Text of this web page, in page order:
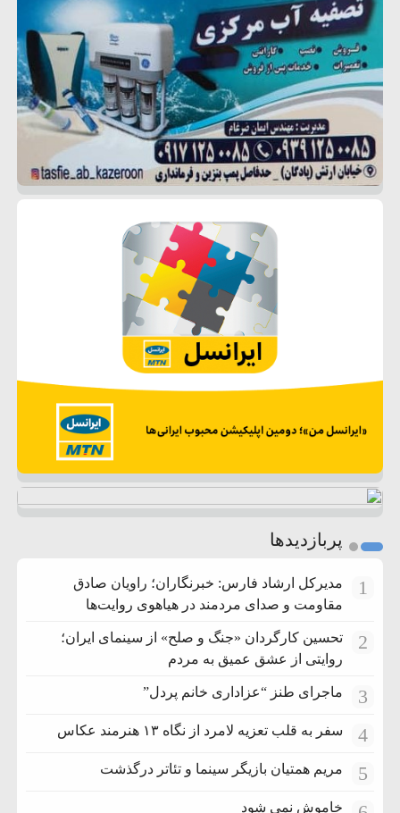
پربازدیدها
1
مدیرکل ارشاد فارس: خبرنگاران؛ راویان صادق
مقاومت و صدای مردمند در هیاهوی روایت‌ها
2
تحسین کارگردان «جنگ و صلح» از سینمای ایران؛
روایتی از عشق عمیق به مردم
3 ماجرای طنز “عزاداری خانم پردل”
4 سفر به قلب تعزیه لامرد از نگاه ۱۳ هنرمند عکاس
5 مریم همتیان بازیگر سینما و تئاتر درگذشت
خاموش نمی شود